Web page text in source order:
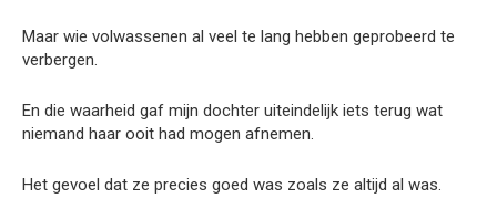
Maar wie volwassenen al veel te lang hebben geprobeerd te
verbergen.
En die waarheid gaf mijn dochter uiteindelijk iets terug wat
niemand haar ooit had mogen afnemen.
Het gevoel dat ze precies goed was zoals ze altijd al was.